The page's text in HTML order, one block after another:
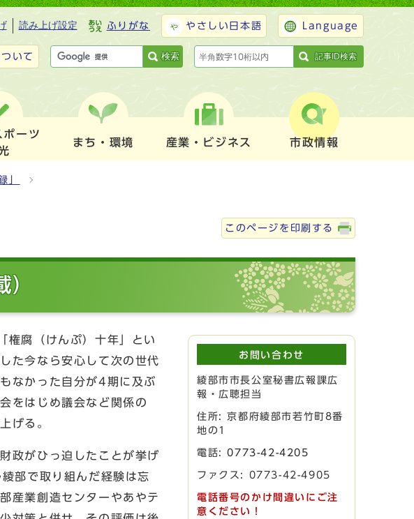
読み上げ設定 ふりがな やさしい日本語 Language
いて 検索 記事ID検索
ポーツ
まち・環境 産業・ビジネス 市政情報
」
このページを印刷する
権腐（けんぷ）十年」とい
た今なら安心して次の世代
なかった自分が4期に及ぶ
をはじめ議会など関係の
げる。
政がひっ迫したことが挙げ
部で取り組んだ経験は忘
産業創造センターやあやテ
お問い合わせ
綾部市市長公室秘書広報課広
報・広聴担当
住所: 京都府綾部市若竹町8番
地の1
電話:0773-42-4205
ファクス: 0773-42-4905
電話番号のかけ間違いにご注
意ください！